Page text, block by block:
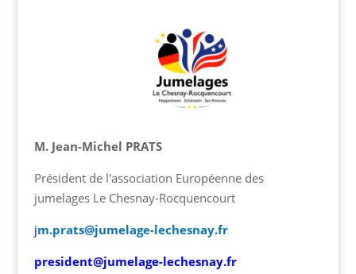
M. Jean-Michel PRATS
Président de l'association Européenne des
jumelages Le Chesnay-Rocquencourt
jm.prats@jumelage-lechesnay.fr
president@jumelage-lechesnay.fr